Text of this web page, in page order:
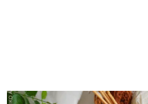
Este